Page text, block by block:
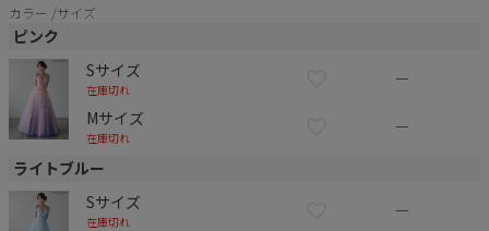
カラー
サイズ
ピンク
Sサイズ
在庫切れ
—
Mサイズ
在庫切れ
—
ライトブルー
Sサイズ
在庫切れ
—